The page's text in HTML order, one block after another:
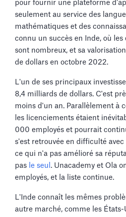
pour fournir une plateforme
seulement au service des
mathématiques et des
connu un succès en Inde, où
sont nombreux, et sa
de dollars en octobre 2022.
L'un de ses principaux
8,4 milliards de dollars. C'est
moins d'un an. Parallèlement à
les licenciements étaient
000 employés et pourrait
s'est retrouvée en difficulté
ce qui n'a pas amélioré sa
pas le seul . Unacademy et Ola
employés, et la liste continue.
L'Inde connaît les mêmes
autre marché, comme les États-